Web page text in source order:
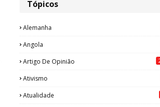
Tópicos
Alemanha
Angola
Artigo De Opinião
Ativismo
Atualidade